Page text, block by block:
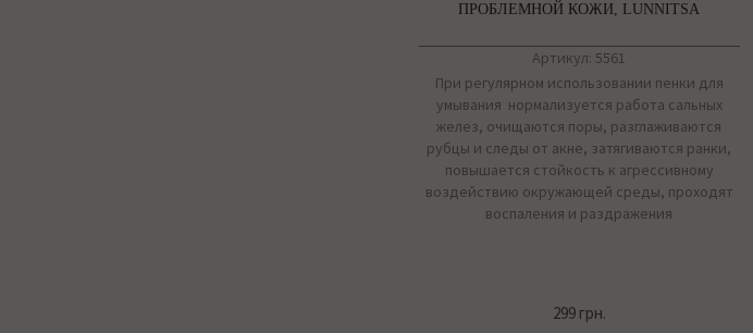
ПРОБЛЕМНОЙ КОЖИ, LUNNITSA
Артикул: 5561
При регулярном использовании пенки для
умывания нормализуется работа сальных
желез, очищаются поры, разглаживаются
рубцы и следы от акне, затягиваются ранки,
повышается стойкость к агрессивному
воздействию окружающей среды, проходят
воспаления и раздражения
299 грн.